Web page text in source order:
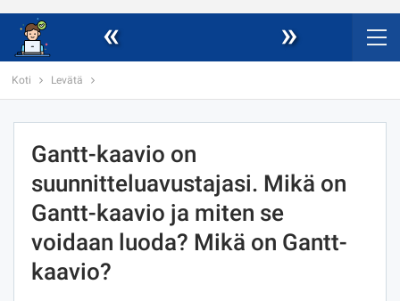
« »
Koti Levätä
Gantt-kaavio on
suunnitteluavustajasi. Mikä on
Gantt-kaavio ja miten se
voidaan luoda? Mikä on Gantt-
kaavio?